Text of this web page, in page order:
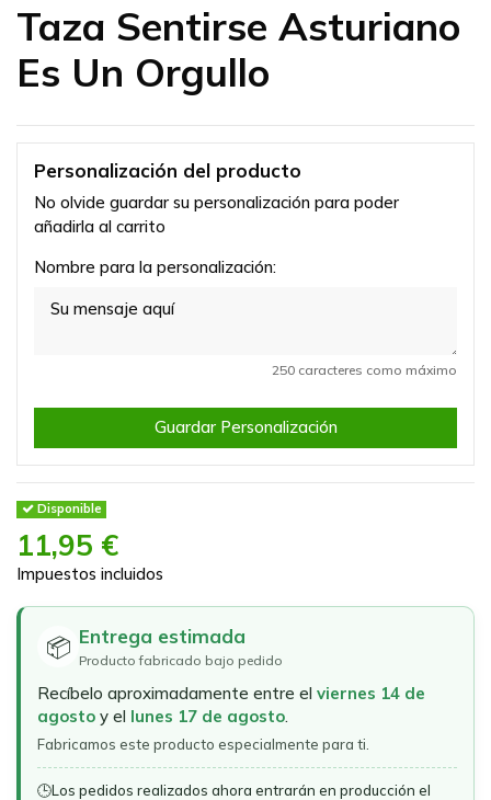
Taza Sentirse Asturiano
Es Un Orgullo
Personalización del producto
No olvide guardar su personalización para poder
añadirla al carrito
Nombre para la personalización:
250 caracteres como máximo
Guardar Personalización
Disponible
11,95 €
Impuestos incluidos
📦 Entrega estimada
Producto fabricado bajo pedido
Recíbelo aproximadamente entre el viernes 14 de
agosto y el lunes 17 de agosto.
Fabricamos este producto especialmente para ti.
🕒Los pedidos realizados ahora entrarán en producción el